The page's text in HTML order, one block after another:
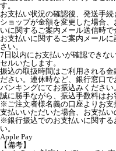
す。
お支払い状況の確認後、発送手続
ショップが金額を変更した場合
いに関するご案内メール送信時で
お支払いに関するご案内メール
さい。
7日以内にお支払いが確認できな
セルいたします。
振込の取扱時間はご利用される
ださい。連休時など、銀行窓口
バンキングにてお振込みください
誠に勝手ながら、振込手数料はお
※ご注文者様名義の口座よりお
支払いいただいた場合、お支払い
※銀行振込でのお支払いに関する
い。
Apple Pay
【備考】